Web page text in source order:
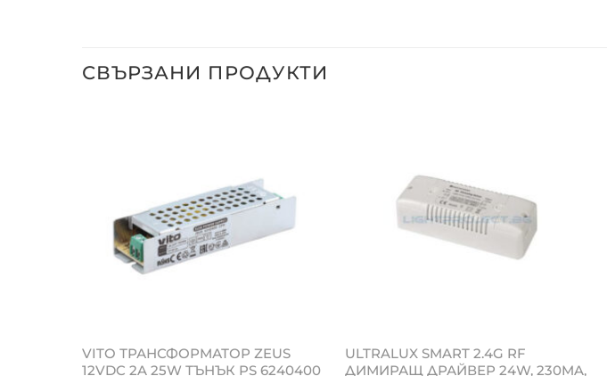
СВЪРЗАНИ ПРОДУКТИ
VITO ТРАНСФОРМАТОР ZEUS
12VDC 2A 25W ТЪНЪК PS 6240400
ULTRALUX SMART 2.4G RF
ДИМИРАЩ ДРАЙВЕР 24W, 230MA,